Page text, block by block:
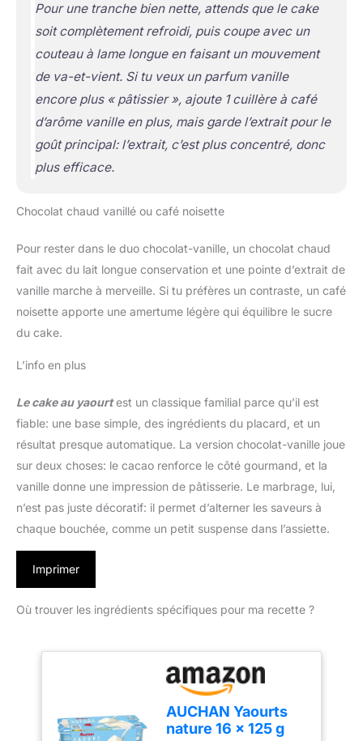
Pour une tranche bien nette, attends que le cake
soit complètement refroidi, puis coupe avec un
couteau à lame longue en faisant un mouvement
de va-et-vient. Si tu veux un parfum vanille
encore plus « pâtissier », ajoute 1 cuillère à café
d’arôme vanille en plus, mais garde l’extrait pour le
goût principal: l’extrait, c’est plus concentré, donc
plus efficace.
Chocolat chaud vanillé ou café noisette
Pour rester dans le duo chocolat-vanille, un chocolat chaud
fait avec du lait longue conservation et une pointe d’extrait de
vanille marche à merveille. Si tu préfères un contraste, un café
noisette apporte une amertume légère qui équilibre le sucre
du cake.
L’info en plus
Le cake au yaourtest un classique familial parce qu’il est
fiable: une base simple, des ingrédients du placard, et un
résultat presque automatique. La version chocolat-vanille joue
sur deux choses: le cacao renforce le côté gourmand, et la
vanille donne une impression de pâtisserie. Le marbrage, lui,
n’est pas juste décoratif: il permet d’alterner les saveurs à
chaque bouchée, comme un petit suspense dans l’assiette.
Imprimer
Où trouver les ingrédients spécifiques pour ma recette ?
AUCHAN Yaourts
nature 16 x 125 g